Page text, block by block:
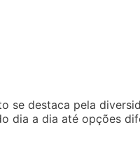
se destaca pela
dia a dia até opções